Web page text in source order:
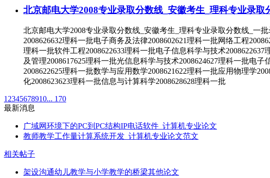
北京邮电大学2008专业录取分数线_安徽考生_理科专业录取
北京邮电大学2008专业录取分数线_安徽考生_理科专业录取分数线_一
2008626632理科一批电子商务及法律2008602621理科一批网络工程
理科一批软件工程2008622633理科一批电子信息科学与技术
及管理2008617625理科一批光信息科学与技术2008624627理科一批电
2008622625理科一批数学与应用数学2008621622理科一批应用物理学
化2008623623理科一批信息与计算科学2008628628理科一批
1 2345678910... 170
最新消息
广域网环境下的PC到PC结构IP电话软件_计算机专业论文
教师教学工作量计算系统开发_计算机专业论文范文
相关帖子
架设沟通幼儿教学与小学教学的桥梁其他论文